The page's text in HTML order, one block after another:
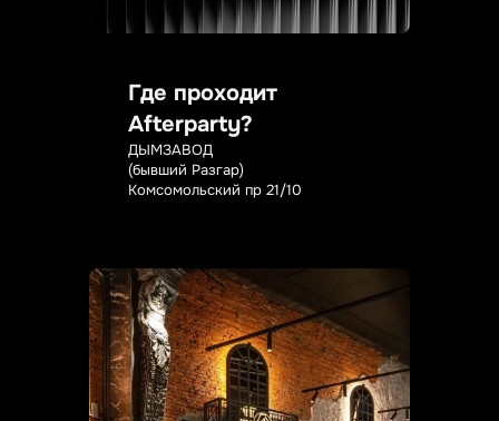
Где проходит
Afterparty?
ДЫМЗАВОД
(бывший Разгар)
Комсомольский пр 21/10